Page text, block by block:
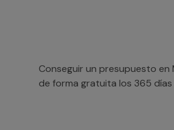
Conseguir un presupuesto en
de forma gratuita los 365